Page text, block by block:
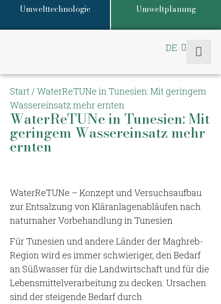
Umwelttechnologie Umweltplanung
DE
EN
Start/WaterReTUNe in Tunesien: Mit geringem
Wassereinsatz mehr ernten
WaterReTUNe in Tunesien: Mit
geringem Wassereinsatz mehr
ernten
WaterReTUNe – Konzept und Versuchsaufbau
zur Entsalzung von Kläranlagenabläufen nach
naturnaher Vorbehandlung in Tunesien
Für Tunesien und andere Länder der Maghreb-
Region wird es immer schwieriger, den Bedarf
an Süßwasser für die Landwirtschaft und für die
Lebensmittelverarbeitung zu decken. Ursachen
sind der steigende Bedarf durch